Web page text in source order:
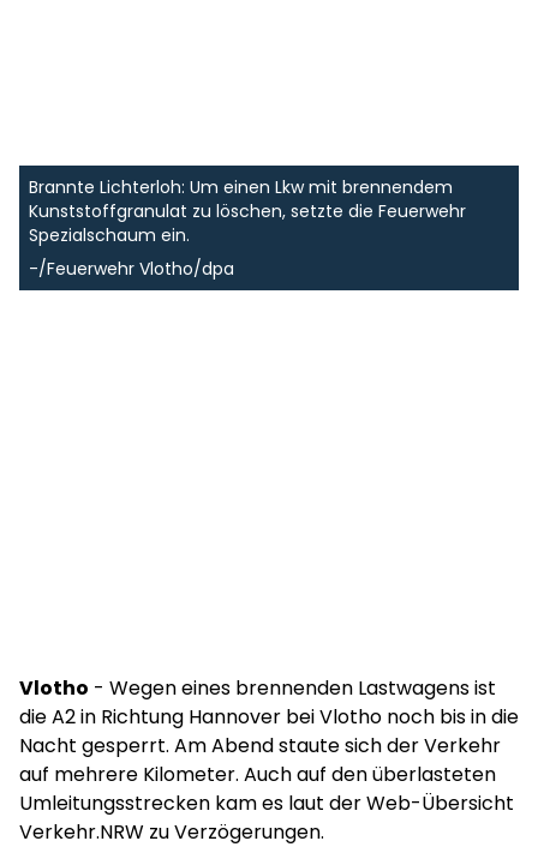
Brannte Lichterloh: Um einen Lkw mit brennendem
Kunststoffgranulat zu löschen, setzte die Feuerwehr
Spezialschaum ein.
-/Feuerwehr Vlotho/dpa
Vlotho - Wegen eines brennenden Lastwagens ist
die A2 in Richtung Hannover bei Vlotho noch bis in die
Nacht gesperrt. Am Abend staute sich der Verkehr
auf mehrere Kilometer. Auch auf den überlasteten
Umleitungsstrecken kam es laut der Web-Übersicht
Verkehr.NRW zu Verzögerungen.